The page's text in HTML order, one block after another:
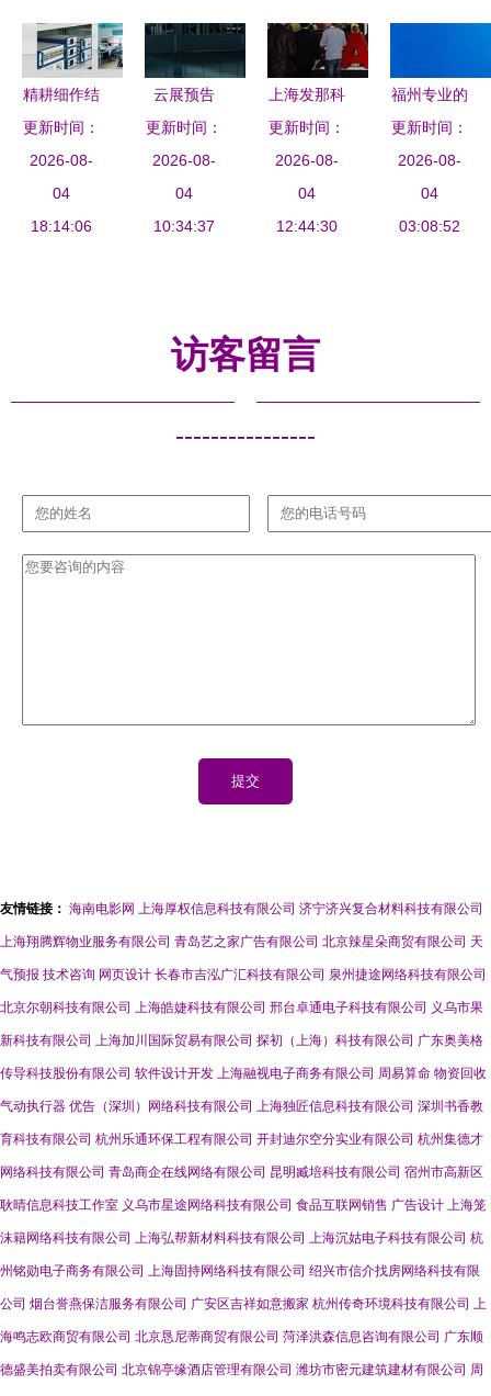
质生产力发
展
精耕细作结
硕果 江木
智能荣膺上
海市专精特
新中小企业
更新时间：
2026-08-
04
18:14:06
云展预告
邀您参加倍
加福云端展
会，立即体
验未来自动
更新时间：
2026-08-
04
10:34:37
上海发那科
机器人携新
品亮相
2012
CCMT，引
更新时间：
2026-08-
04
12:44:30
福州专业的
258商务卫
士 福建网
站推广的首
选服务商
更新时间：
2026-08-
04
03:08:52
访客留言
----------------
友情链接： 海南电影网 上海厚权信息科技有限公司 济宁济兴复合材料科技有限公司
上海翔腾辉物业服务有限公司 青岛艺之家广告有限公司 北京辣星朵商贸有限公司 天
气预报 技术咨询 网页设计 长春市吉泓广汇科技有限公司 泉州捷途网络科技有限公司
北京尔朝科技有限公司 上海皓婕科技有限公司 邢台卓通电子科技有限公司 义乌市果
新科技有限公司 上海加川国际贸易有限公司 探初（上海）科技有限公司 广东奥美格
传导科技股份有限公司 软件设计开发 上海融视电子商务有限公司 周易算命 物资回收
气动执行器 优告（深圳）网络科技有限公司 上海独匠信息科技有限公司 深圳书香教
育科技有限公司 杭州乐通环保工程有限公司 开封迪尔空分实业有限公司 杭州集德才
网络科技有限公司 青岛商企在线网络有限公司 昆明臧培科技有限公司 宿州市高新区
耿晴信息科技工作室 义乌市星途网络科技有限公司 食品互联网销售 广告设计 上海笼
沫籍网络科技有限公司 上海弘帮新材料科技有限公司 上海沉姑电子科技有限公司 杭
州铭勋电子商务有限公司 上海固持网络科技有限公司 绍兴市信介找房网络科技有限
公司 烟台誉燕保洁服务有限公司 广安区吉祥如意搬家 杭州传奇环境科技有限公司 上
海鸣志欧商贸有限公司 北京恳尼蒂商贸有限公司 菏泽洪森信息咨询有限公司 广东顺
德盛美拍卖有限公司 北京锦亭缘酒店管理有限公司 潍坊市密元建筑建材有限公司 周